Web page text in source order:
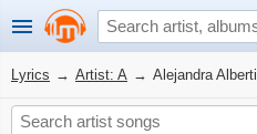
Lyrics → Artist: A → Alejandra Alberti